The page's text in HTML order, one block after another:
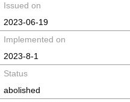
Issued on
2023-06-19
Implemented on
2023-8-1
Status
abolished